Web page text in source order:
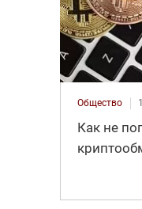
Общество
Как не